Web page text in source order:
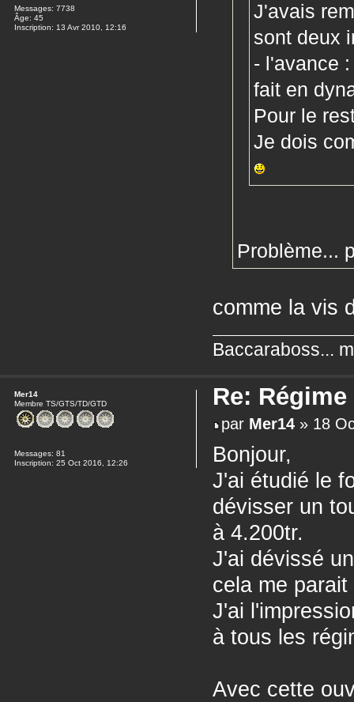
J'avais
sont deux
- l'avance
fait en
Pour le
Je dois
Problème...
comme la vis
Baccaraboss...
Messages: 7738
Âge: 45
Inscription: 13 Avr 2010, 12:16
Re:
par Mer14 » 18
Bonjour,
J'ai étudié le
dévisser un
à 4.200tr.
J'ai dévissé
cela me parait
J'ai
à tous les
Avec cette
Mer14
Membre TS/GTS/TD/GTD
Messages: 81
Inscription: 25 Oct 2016, 12:26